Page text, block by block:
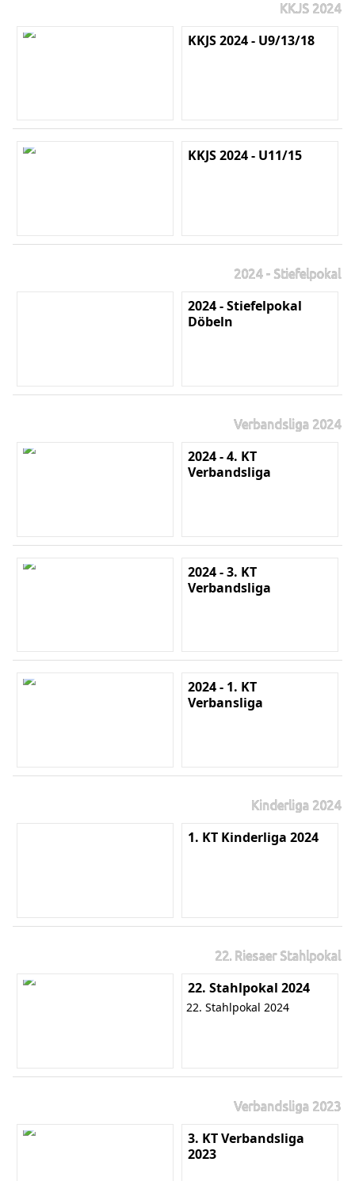
KKJS 2024
KKJS 2024 - U9/13/18
KKJS 2024 - U11/15
2024 - Stiefelpokal
2024 - Stiefelpokal
Döbeln
Verbandsliga 2024
2024 - 4. KT
Verbandsliga
2024 - 3. KT
Verbandsliga
2024 - 1. KT
Verbansliga
Kinderliga 2024
1. KT Kinderliga 2024
22. Riesaer Stahlpokal
22. Stahlpokal 2024
22. Stahlpokal 2024
Verbandsliga 2023
3. KT Verbandsliga
2023